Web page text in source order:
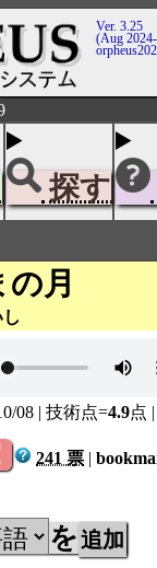
Ver. 3.25
(Aug
探す
月
08 | 技術点=4.9点
241 票 |
を